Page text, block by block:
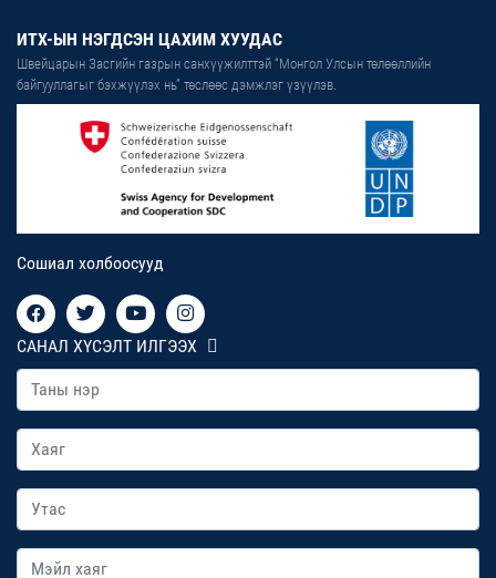
ИТХ-ЫН НЭГДСЭН ЦАХИМ ХУУДАС
Швейцарын Засгийн газрын санхүүжилттэй “Монгол Улсын төлөөллийн
байгууллагыг бэхжүүлэх нь” төслөөс дэмжлэг үзүүлэв.
Сошиал холбоосууд
САНАЛ ХҮСЭЛТ ИЛГЭЭХ